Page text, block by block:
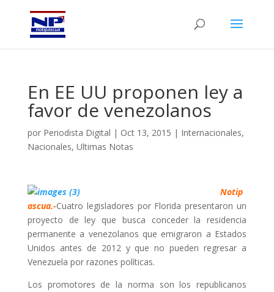
En EE UU proponen ley a
favor de venezolanos
por Periodista Digital | Oct 13, 2015 | Internacionales,
Nacionales, Ultimas Notas
Notip
ascua.-Cuatro legisladores por Florida presentaron un
proyecto de ley que busca conceder la residencia
permanente a venezolanos que emigraron a Estados
Unidos antes de 2012 y que no pueden regresar a
Venezuela por razones políticas.
Los promotores de la norma son los republicanos